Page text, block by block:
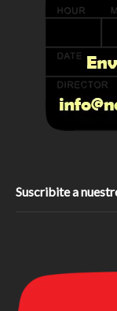
Suscribite a